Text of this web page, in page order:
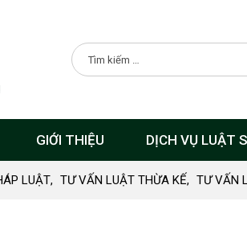
GIỚI THIỆU DỊCH VỤ LUẬT
LUẬT, TƯ VẤN LUẬT THỪA KẾ, TƯ VẤN